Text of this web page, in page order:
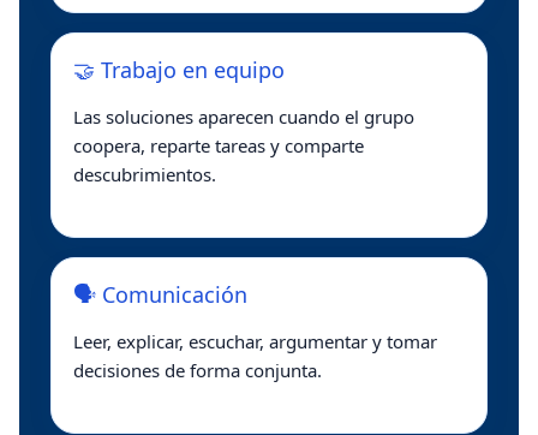
🤝 Trabajo en equipo
Las soluciones aparecen cuando el grupo
coopera, reparte tareas y comparte
descubrimientos.
🗣️ Comunicación
Leer, explicar, escuchar, argumentar y tomar
decisiones de forma conjunta.